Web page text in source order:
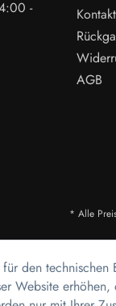
-
Kontakt
AGB
* Alle
den
Website